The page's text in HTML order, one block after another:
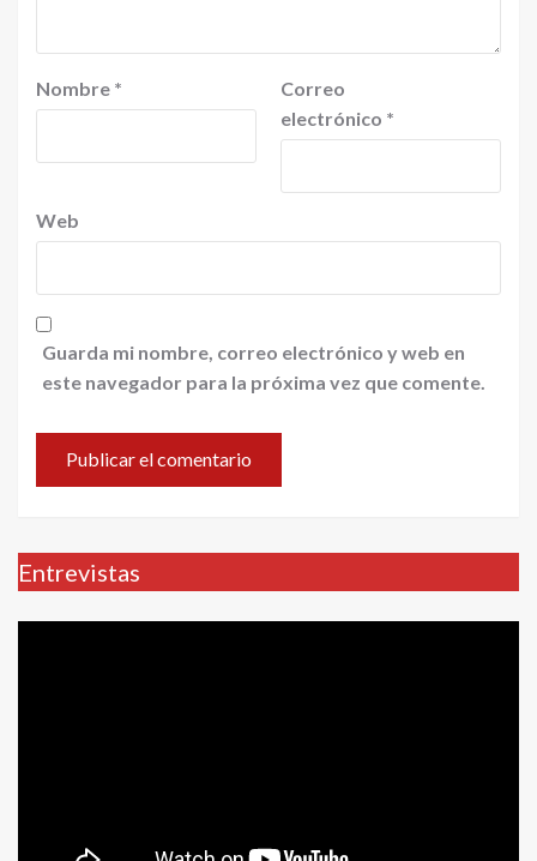
Nombre *
Correo
electrónico *
Web
Guarda mi nombre, correo electrónico y web en
este navegador para la próxima vez que comente.
Entrevistas